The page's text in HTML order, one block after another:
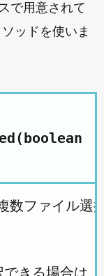
で用意されて
ッドを使いま
数ファイル選